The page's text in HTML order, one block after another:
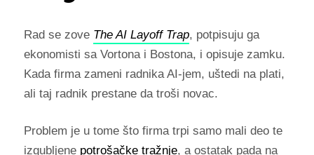
Rad se zove The AI Layoff Trap, potpisuju ga
ekonomisti sa Vortona i Bostona, i opisuje zamku.
Kada firma zameni radnika AI-jem, uštedi na plati,
ali taj radnik prestane da troši novac.
Problem je u tome što firma trpi samo mali deo te
izgubljene potrošačke tražnje, a ostatak pada na